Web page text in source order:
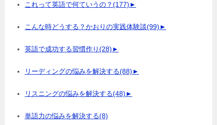
これって英語で何ていうの？(177)►
こんな時どうする？かおりの実践体験談(99)►
英語で成功する習慣作り(28)►
リーディングの悩みを解決する(88)►
リスニングの悩みを解決する(48)►
単語力の悩みを解決する(8)